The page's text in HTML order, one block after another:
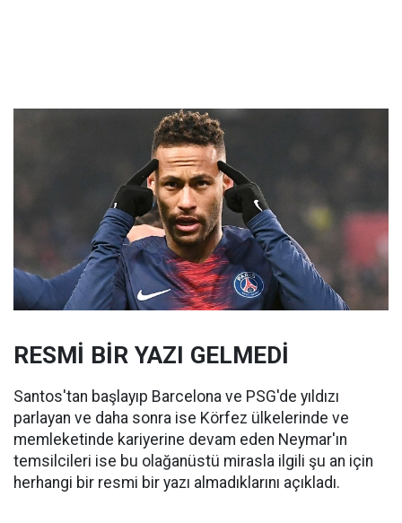
RESMİ BİR YAZI GELMEDİ
Santos'tan başlayıp Barcelona ve PSG'de yıldızı
parlayan ve daha sonra ise Körfez ülkelerinde ve
memleketinde kariyerine devam eden Neymar'ın
temsilcileri ise bu olağanüstü mirasla ilgili şu an için
herhangi bir resmi bir yazı almadıklarını açıkladı.